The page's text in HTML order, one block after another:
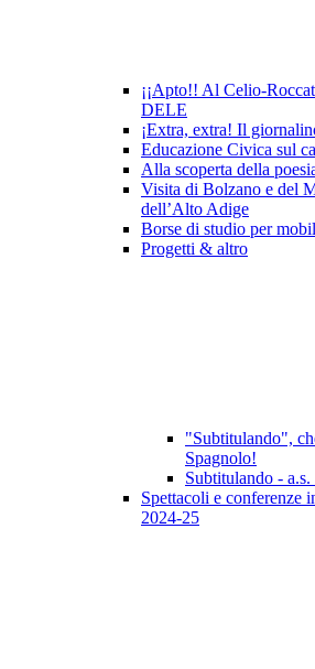
¡¡Apto!! Al Celio-
DELE
¡Extra, extra! Il
Educazione Civica sul
Alla scoperta della
Visita di Bolzano e del
dell’Alto Adige
Borse di studio per
Progetti & altro
"Subtitulando",
Spagnolo!
Subtitulando -
Spettacoli e conferenze
2024-25